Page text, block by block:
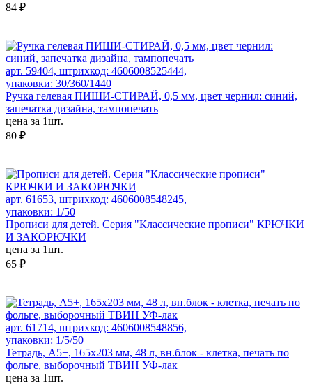
84 ₽
арт. 59404, штрихкод: 4606008525444,
упаковки: 30/360/1440
Ручка гелевая ПИШИ-СТИРАЙ, 0,5 мм, цвет чернил: синий,
запечатка дизайна, тампопечать
цена за 1шт.
80 ₽
арт. 61653, штрихкод: 4606008548245,
упаковки: 1/50
Прописи для детей. Серия "Классические прописи" КРЮЧКИ
И ЗАКОРЮЧКИ
цена за 1шт.
65 ₽
арт. 61714, штрихкод: 4606008548856,
упаковки: 1/5/50
Тетрадь, А5+, 165х203 мм, 48 л, вн.блок - клетка, печать по
фольге, выборочный ТВИН УФ-лак
цена за 1шт.